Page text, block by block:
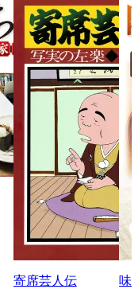
寄席芸人伝
味